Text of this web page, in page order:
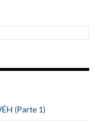
(Parte 1)